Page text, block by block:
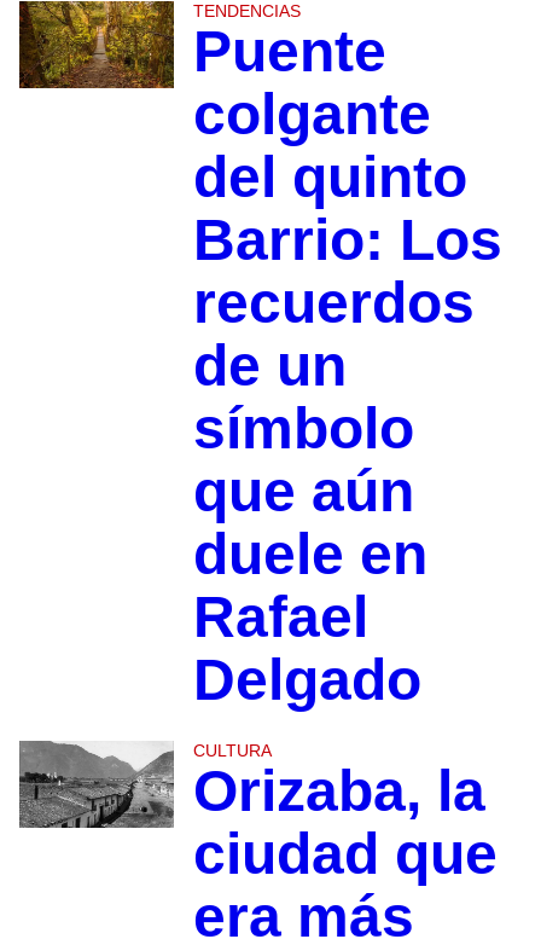
TENDENCIAS
Puente
colgante
del quinto
Barrio: Los
recuerdos
de un
símbolo
que aún
duele en
Rafael
Delgado
CULTURA
Orizaba, la
ciudad que
era más